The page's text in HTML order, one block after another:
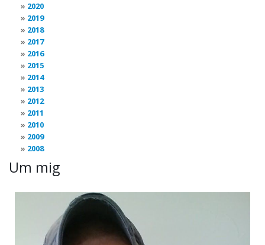
2020
2019
2018
2017
2016
2015
2014
2013
2012
2011
2010
2009
2008
Um mig